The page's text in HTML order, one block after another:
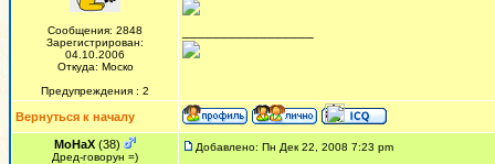
Сообщения: 2848
Зарегистрирован:
04.10.2006
Откуда: Моско
Предупреждения : 2
Вернуться к началу
MoHaX (38)
Дред-говорун =)
Добавлено: Пн Дек 22, 2008 7:23 pm